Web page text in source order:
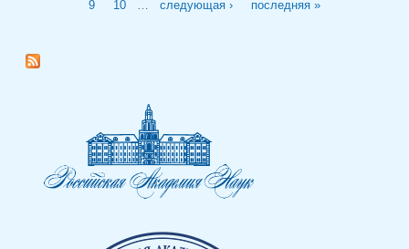
9
10 следующая › последняя »